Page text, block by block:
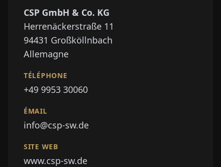
CSP GmbH & Co. KG
Herrenäckerstraße 11
94431 Großköllnbach
Allemagne
TÉLÉPHONE
+49 9953 30060
ÉMAIL
info@csp-sw.de
SITE WEB
www.csp-sw.de